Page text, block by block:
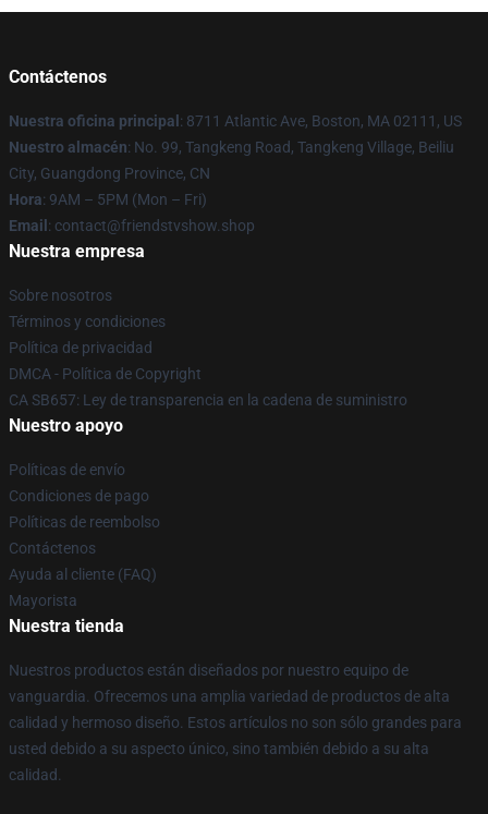
Contáctenos
Nuestra oficina principal : 8711 Atlantic Ave, Boston, MA 02111, US
Nuestro almacén: No. 99, Tangkeng Road, Tangkeng Village, Beiliu
City, Guangdong Province, CN
Hora: 9AM – 5PM (Mon – Fri)
Email : contact@friendstvshow.shop
Nuestra empresa
Sobre nosotros
Términos y condiciones
Política de privacidad
DMCA - Política de Copyright
CA SB657: Ley de transparencia en la cadena de suministro
Nuestro apoyo
Políticas de envío
Condiciones de pago
Políticas de reembolso
Contáctenos
Ayuda al cliente (FAQ)
Mayorista
Nuestra tienda
Nuestros productos están diseñados por nuestro equipo de
vanguardia. Ofrecemos una amplia variedad de productos de alta
calidad y hermoso diseño. Estos artículos no son sólo grandes para
usted debido a su aspecto único, sino también debido a su alta
calidad.